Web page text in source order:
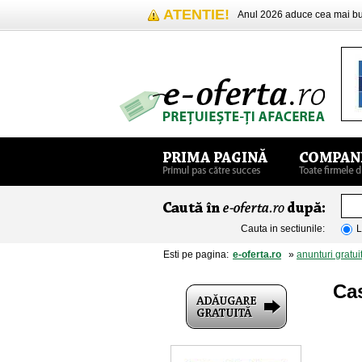
ATENTIE! Anul 2026 aduce cea mai
Cauta in sectiunile:
Esti pe pagina: e-oferta.ro » anunturi